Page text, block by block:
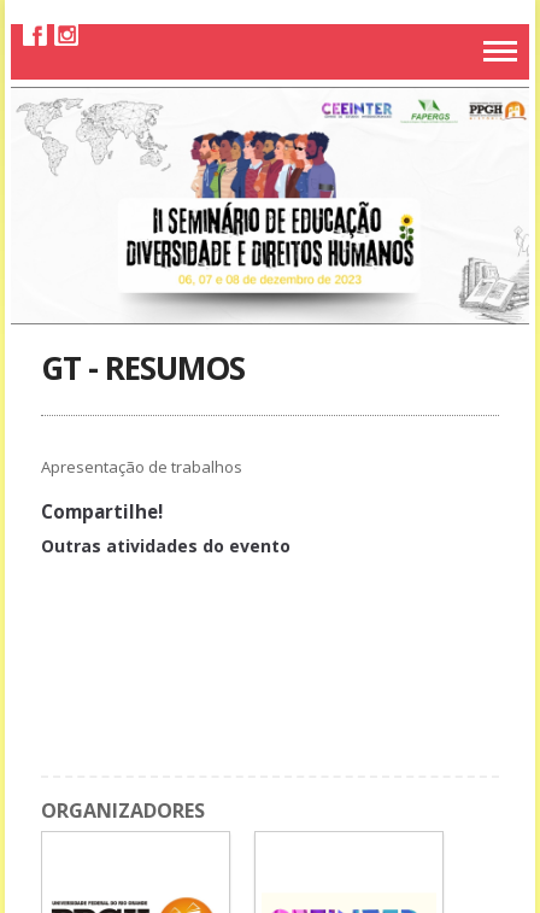
GT - RESUMOS
Apresentação de trabalhos
Compartilhe!
Outras atividades do evento
ORGANIZADORES